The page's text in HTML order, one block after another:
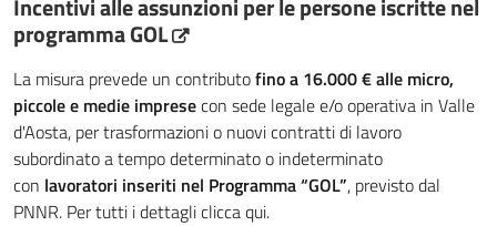
Incentivi alle assunzioni per le persone iscritte nel
programma GOL
La misura prevede un contributofino a 16.000 € alle micro,
piccole e medie impresecon sede legale e/o operativa in Valle
d'Aosta, per trasformazioni o nuovi contratti di lavoro
subordinato a tempo determinato o indeterminato
con lavoratori inseriti nel Programma “GOL”, previsto dal
PNNR. Per tutti i dettagli clicca qui.